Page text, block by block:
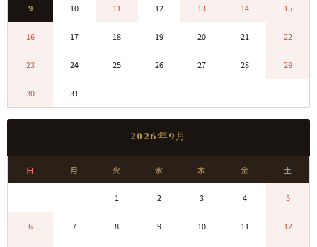
9 10 11 12 13 14 15
16 17 18 19 20 21 22
23 24 25 26 27 28 29
30 31
2026年9月
日 月 火 水 木 金 土
1 2 3 4 5
6 7 8 9 10 11 12